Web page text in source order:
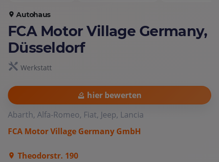
Autohaus
FCA Motor Village Germany,
Düsseldorf
Werkstatt
hier bewerten
Abarth, Alfa-Romeo, Fiat, Jeep, Lancia
FCA Motor Village Germany GmbH
Theodorstr. 190